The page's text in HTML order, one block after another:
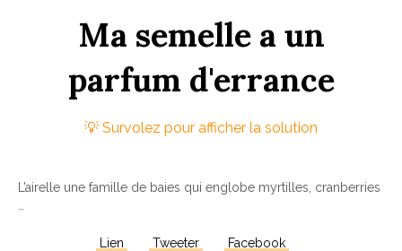
Ma semelle a un
parfum d'errance
L’airelle une famille de baies qui englobe myrtilles, cranberries
Lien Tweeter Facebook